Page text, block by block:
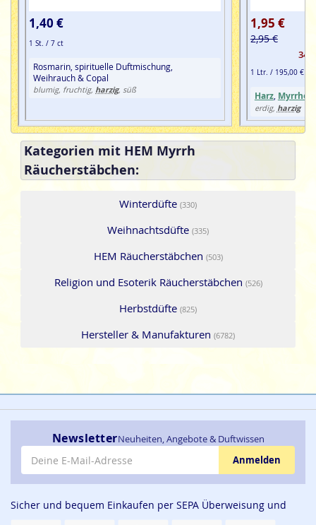
1,40 €
1 St. / 7 ct
Rosmarin, spirituelle Duftmischung,
Weihrauch & Copal
blumig, fruchtig, harzig, süß
1,95 €
2,95 €
1 Ltr. / 195,00 €
Harz, Myrrhe
erdig, harzig
Kategorien mit HEM Myrrh
Räucherstäbchen:
Winterdüfte (330)
Weihnachtsdüfte (335)
HEM Räucherstäbchen (503)
Religion und Esoterik Räucherstäbchen (526)
Herbstdüfte (825)
Hersteller & Manufakturen (6782)
NewsletterNeuheiten, Angebote & Duftwissen
E-Mail-Adresse
Anmelden
Sicher und bequem Einkaufen per SEPA Überweisung und